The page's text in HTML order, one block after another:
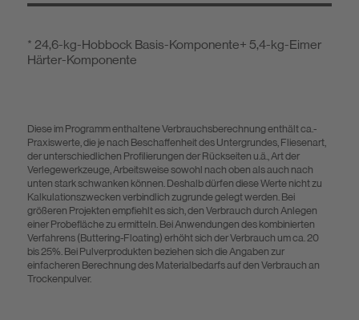
* 24,6-kg-Hobbock Basis-Komponente+ 5,4-kg-Eimer
Härter-Komponente
Diese im Programm enthaltene Verbrauchsberechnung enthält ca.-
Praxiswerte, die je nach Beschaffenheit des Untergrundes, Fliesenart,
der unterschiedlichen Profilierungen der Rückseiten u.ä., Art der
Verlegewerkzeuge, Arbeitsweise sowohl nach oben als auch nach
unten stark schwanken können. Deshalb dürfen diese Werte nicht zu
Kalkulationszwecken verbindlich zugrunde gelegt werden. Bei
größeren Projekten empfiehlt es sich, den Verbrauch durch Anlegen
einer Probefläche zu ermitteln. Bei Anwendungen des kombinierten
Verfahrens (Buttering-Floating) erhöht sich der Verbrauch um ca. 20
bis 25%. Bei Pulverprodukten beziehen sich die Angaben zur
einfacheren Berechnung des Materialbedarfs auf den Verbrauch an
Trockenpulver.